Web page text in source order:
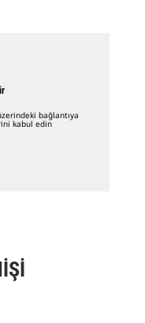
bağlantıya
kabul edin